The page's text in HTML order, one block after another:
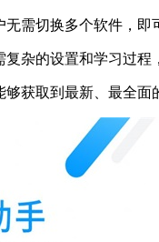
需切换多个软件，即
杂的设置和学习过程
获取到最新、最全面